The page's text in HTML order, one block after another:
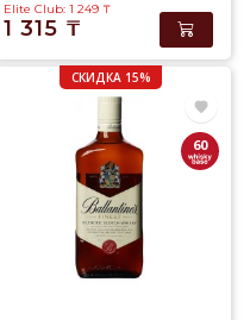
Elite Club: 1 249 ₸
1 315 ₸
СКИДКА 15%
60